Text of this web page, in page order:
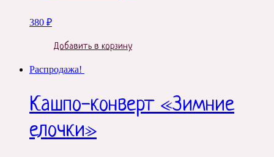
380 ₽
Добавить в корзину
Распродажа!
Кашпо-конверт «Зимние
елочки»